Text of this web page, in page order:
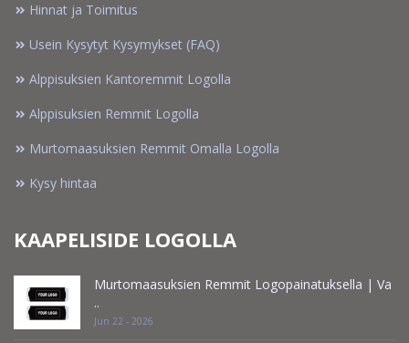
Hinnat ja Toimitus
Usein Kysytyt Kysymykset (FAQ)
Alppisuksien Kantoremmit Logolla
Alppisuksien Remmit Logolla
Murtomaasuksien Remmit Omalla Logolla
Kysy hintaa
KAAPELISIDE LOGOLLA
Murtomaasuksien Remmit Logopainatuksella | Va
..
Jun 22 - 2026